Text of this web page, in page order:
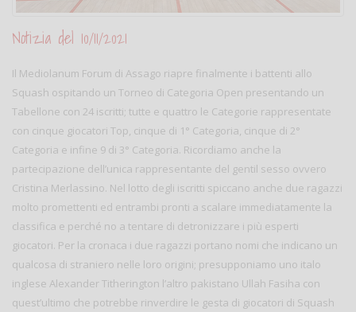
Notizia del 10/11/2021
Il Mediolanum Forum di Assago riapre finalmente i battenti allo
Squash ospitando un Torneo di Categoria Open presentando un
Tabellone con 24 iscritti; tutte e quattro le Categorie rappresentate
con cinque giocatori Top, cinque di 1° Categoria, cinque di 2°
Categoria e infine 9 di 3° Categoria. Ricordiamo anche la
partecipazione dell’unica rappresentante del gentil sesso ovvero
Cristina Merlassino. Nel lotto degli iscritti spiccano anche due ragazzi
molto promettenti ed entrambi pronti a scalare immediatamente la
classifica e perché no a tentare di detronizzare i più esperti
giocatori. Per la cronaca i due ragazzi portano nomi che indicano un
qualcosa di straniero nelle loro origini; presupponiamo uno italo
inglese Alexander Titherington l’altro pakistano Ullah Fasiha con
quest’ultimo che potrebbe rinverdire le gesta di giocatori di Squash